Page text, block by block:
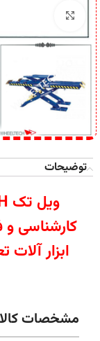
توضیحات
کارشناسی
ابزار
مشخصات کالا